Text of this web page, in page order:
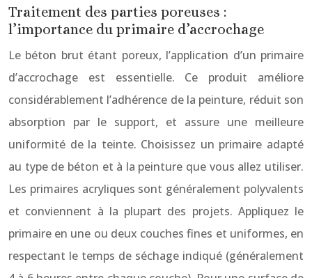
Traitement des parties poreuses :
l’importance du primaire d’accrochage
Le béton brut étant poreux, l’application d’un primaire
d’accrochage est essentielle. Ce produit améliore
considérablement l’adhérence de la peinture, réduit son
absorption par le support, et assure une meilleure
uniformité de la teinte. Choisissez un primaire adapté
au type de béton et à la peinture que vous allez utiliser.
Les primaires acryliques sont généralement polyvalents
et conviennent à la plupart des projets. Appliquez le
primaire en une ou deux couches fines et uniformes, en
respectant le temps de séchage indiqué (généralement